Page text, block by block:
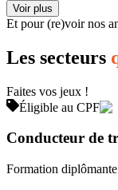
Voir plus
Et pour (re)voir nos
Les secteurs
Faites vos jeux !
Éligible au CPF
Conducteur de
Formation diplômante